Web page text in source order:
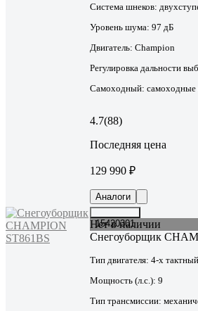
Система шнеков:
Уровень шума: 97 дБ
Двигатель: Champion
Регулировка дальности
Самоходный: самоходные
4.7(88)
Последняя цена
129 990 ₽
Аналоги
15420301
Нет в наличии
Снегоуборщик
Тип двигателя: 4-х тактный
Мощность (л.с.): 9
Тип трансмиссии: